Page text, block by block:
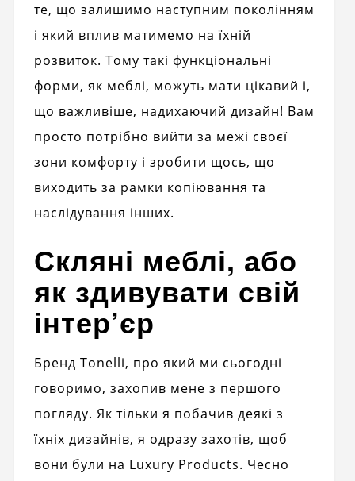
те, що залишимо наступним поколінням
і який вплив матимемо на їхній
розвиток. Тому такі функціональні
форми, як меблі, можуть мати цікавий і,
що важливіше, надихаючий дизайн! Вам
просто потрібно вийти за межі своєї
зони комфорту і зробити щось, що
виходить за рамки копіювання та
наслідування інших.
Скляні меблі, або
як здивувати свій
інтер’єр
Бренд Tonelli, про який ми сьогодні
говоримо, захопив мене з першого
погляду. Як тільки я побачив деякі з
їхніх дизайнів, я одразу захотів, щоб
вони були на Luxury Products. Чесно